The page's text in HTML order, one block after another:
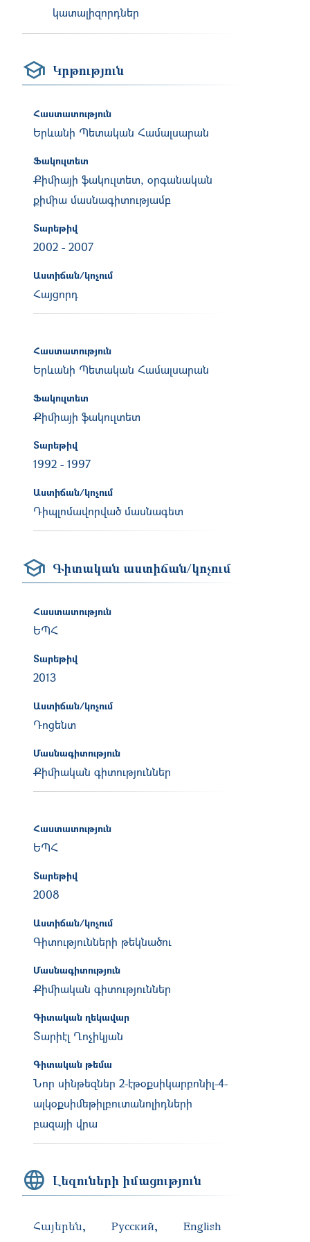
կատալիզորդներ
Կրթություն
Հաստատություն
Երևանի Պետական Համալսարան
Ֆակուլտետ
Քիմիայի ֆակուլտետ, օրգանական
քիմիա մասնագիտությամբ
Տարեթիվ
2002 - 2007
Աստիճան/կոչում
Հայցորդ
Հաստատություն
Երևանի Պետական Համալսարան
Ֆակուլտետ
Քիմիայի ֆակուլտետ
Տարեթիվ
1992 - 1997
Աստիճան/կոչում
Դիպլոմավորված մասնագետ
Գիտական աստիճան/կոչում
Հաստատություն
ԵՊՀ
Տարեթիվ
2013
Աստիճան/կոչում
Դոցենտ
Մասնագիտություն
Քիմիական գիտություններ
Հաստատություն
ԵՊՀ
Տարեթիվ
2008
Աստիճան/կոչում
Գիտությունների թեկնածու
Մասնագիտություն
Քիմիական գիտություններ
Գիտական ղեկավար
Տարիէլ Ղոչիկյան
Գիտական թեմա
Նոր սինթեզներ 2-էթօքսիկարբոնիլ-4-
ալկօքսիմեթիլբուտանոլիդների
բազայի վրա
Լեզուների իմացություն
Հայերեն Русский English